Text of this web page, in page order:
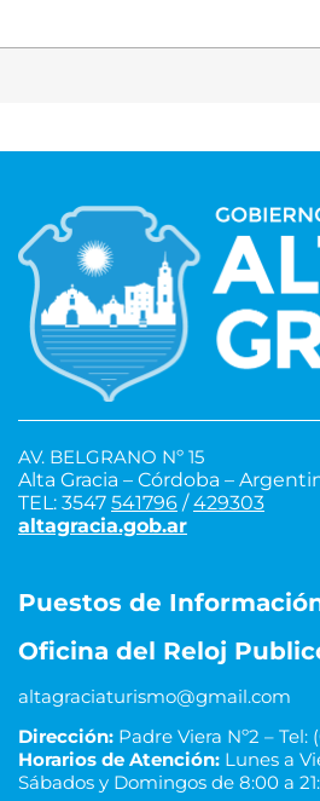
AV. BELGRANO Nº 15
Alta Gracia – Córdoba –
TEL: 3547 541796 /429303
altagracia.gob.ar
Puestos de
Oficina del Reloj
altagraciaturismo@gmail.com
Dirección: Padre Viera Nº2 – Tel:
Horarios de Atención: Lunes a
Sábados y Domingos de 8:00 a